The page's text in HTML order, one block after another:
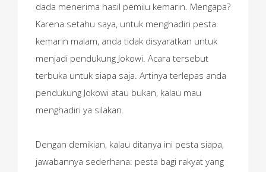
dada menerima hasil pemilu kemarin. Mengapa?
Karena setahu saya, untuk menghadiri pesta
kemarin malam, anda tidak disyaratkan untuk
menjadi pendukung Jokowi. Acara tersebut
terbuka untuk siapa saja. Artinya terlepas anda
pendukung Jokowi atau bukan, kalau mau
menghadiri ya silakan.
Dengan demikian, kalau ditanya ini pesta siapa,
jawabannya sederhana: pesta bagi rakyat yang